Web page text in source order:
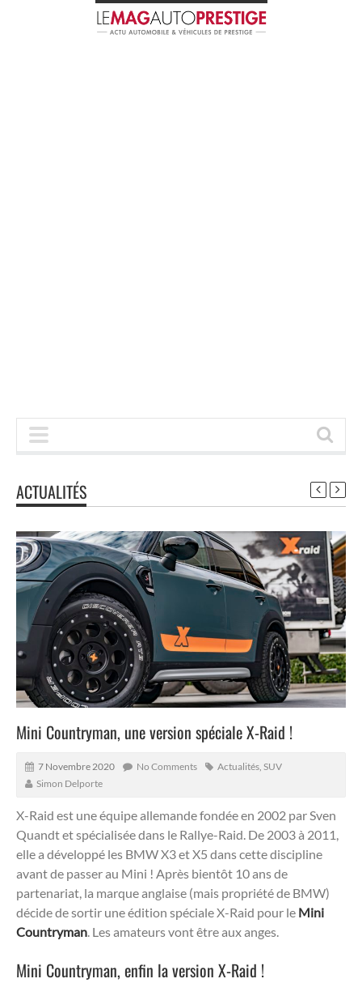
ACTUALITÉS
Mini Countryman, une version spéciale X-Raid !
7 Novembre 2020 No Comments Actualités SUV
Simon Delporte
X-Raid est une équipe allemande fondée en 2002 par Sven
Quandt et spécialisée dans le Rallye-Raid. De 2003 à 2011,
elle a développé les BMW X3 et X5 dans cette discipline
avant de passer au Mini ! Après bientôt 10 ans de
partenariat, la marque anglaise (mais propriété de BMW)
décide de sortir une édition spéciale X-Raid pour le Mini
Countryman. Les amateurs vont être aux anges.
Mini Countryman, enfin la version X-Raid !